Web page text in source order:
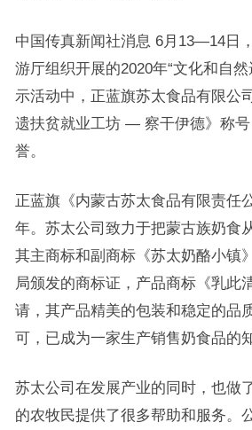
中国传真新闻社消息 6月13—14日
游厅组织开展的2020年“文化和自
示活动中，正蓝旗苏太食品有限公
遗扶贫就业工坊 — 察干伊德》称
誉。
正蓝旗《内蒙古苏太食品有限责任
年。苏太公司致力于把蒙古族奶食
其主商标和副商标《苏太奶酪小镇
局颁发的商标证，产品商标《乳此
请，其产品精美的包装和稳定的品
可，已成为一家生产销售奶食品的
苏太公司在发展产业的同时，也做
的农牧民提供了很多帮助和服务。